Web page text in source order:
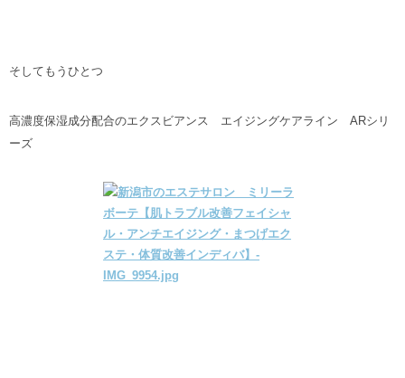
そしてもうひとつ
高濃度保湿成分配合のエクスビアンス エイジングケアライン ARシリ
ーズ